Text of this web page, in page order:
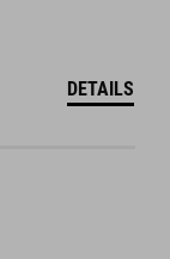
DETAILS